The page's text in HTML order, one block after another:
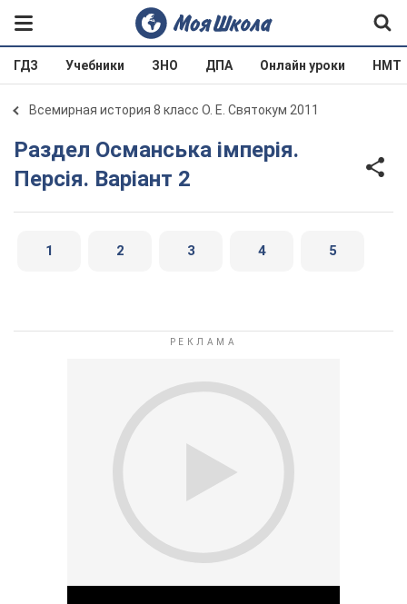
ГДЗ Учебники ЗНО ДПА Онлайн уроки НМТ
Всемирная история 8 класс О. Е. Святокум 2011
Раздел Османська імперія.
Персія. Варіант 2
1 2 3 4 5